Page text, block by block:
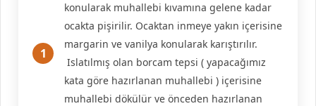
konularak muhallebi kıvamına gelene kadar
ocakta pişirilir. Ocaktan inmeye yakın içerisine
margarin ve vanilya konularak karıştırılır.
Islatılmış olan borcam tepsi ( yapacağımız
kata göre hazırlanan muhallebi ) içerisine
muhallebi dökülür ve önceden hazırlanan